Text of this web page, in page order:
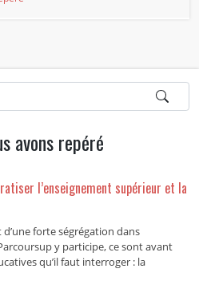
avons repéré
l’enseignement supérieur et la
forte ségrégation dans
y participe, ce sont avant
qu’il faut interroger : la